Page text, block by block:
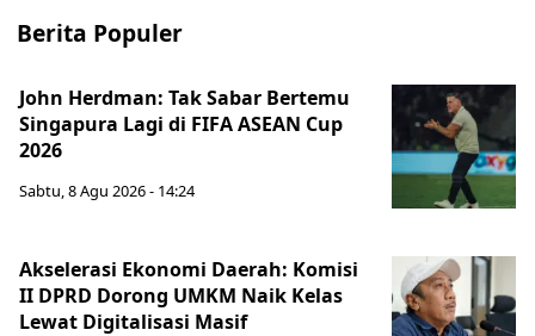
Berita Populer
John Herdman: Tak Sabar Bertemu
Singapura Lagi di FIFA ASEAN Cup
2026
Sabtu, 8 Agu 2026 - 14:24
Akselerasi Ekonomi Daerah: Komisi
II DPRD Dorong UMKM Naik Kelas
Lewat Digitalisasi Masif